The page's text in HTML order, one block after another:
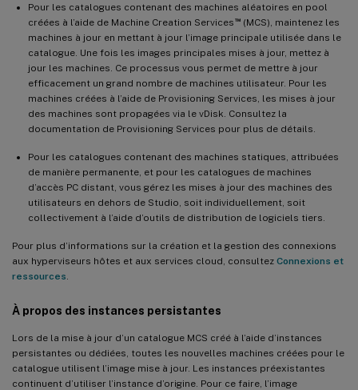
Pour les catalogues contenant des machines aléatoires en pool
créées à l’aide de Machine Creation Services ™(MCS), maintenez les
machines à jour en mettant à jour l’image principale utilisée dans le
catalogue. Une fois les images principales mises à jour, mettez à
jour les machines. Ce processus vous permet de mettre à jour
efficacement un grand nombre de machines utilisateur. Pour les
machines créées à l’aide de Provisioning Services, les mises à jour
des machines sont propagées via le vDisk. Consultez la
documentation de Provisioning Services pour plus de détails.
Pour les catalogues contenant des machines statiques, attribuées
de manière permanente, et pour les catalogues de machines
d’accès PC distant, vous gérez les mises à jour des machines des
utilisateurs en dehors de Studio, soit individuellement, soit
collectivement à l’aide d’outils de distribution de logiciels tiers.
Pour plus d’informations sur la création et la gestion des connexions
aux hyperviseurs hôtes et aux services cloud, consultez Connexions et
ressources
À propos des instances persistantes
Lors de la mise à jour d’un catalogue MCS créé à l’aide d’instances
persistantes ou dédiées, toutes les nouvelles machines créées pour le
catalogue utilisent l’image mise à jour. Les instances préexistantes
continuent d’utiliser l’instance d’origine. Pour ce faire, l’image